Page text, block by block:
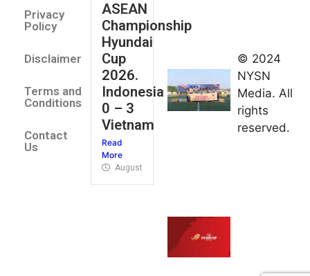
Privacy
Policy
Disclaimer
Terms and
Conditions
Contact
Us
ASEAN
Championship
Hyundai
Cup
2026.
Indonesia
0 – 3
Vietnam
Read
More
August 4, 2026
umum
Kejurnas
Panahan
Junior di
Kudus
© 2024
NYSN
Media. All
rights
reserved.